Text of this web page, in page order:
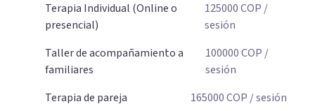
Terapia Individual (Online o
presencial)
125000COP /
sesión
Taller de acompañamiento a
familiares
100000COP /
sesión
Terapia de pareja
165000COP / sesión